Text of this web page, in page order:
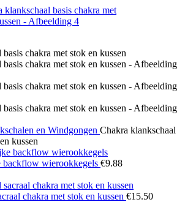
en Windgongen Chakra klankschaal
kussen
backflow wierookkegels €9.88
chakra met stok en kussen €15.50